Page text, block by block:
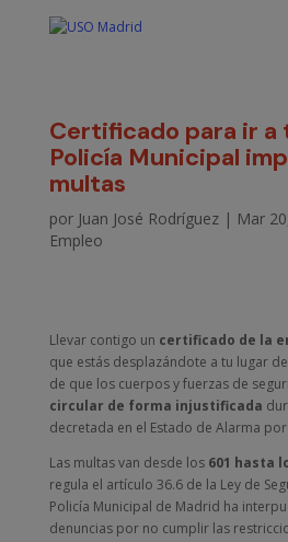
Certificado para ir a
Policía Municipal
multas
por Juan José Rodríguez| Mar
Empleo
Llevar contigo un certificado de la
que estás desplazándote a tu lugar
de que los cuerpos y fuerzas de
circular de forma injustificada
decretada en el Estado de Alarma
Las multas van desde los 601 hasta
regula el artículo 36.6 de la Ley de
Policía Municipal de Madrid ha
denuncias por no cumplir las